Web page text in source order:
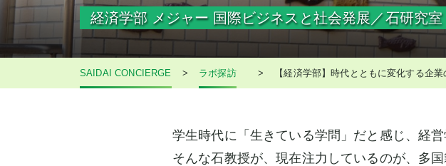
経済学部 メジャー 国際ビジネスと社会発展／石研究室
SAIDAI CONCIERGE > ラボ探訪 > 【経済学部】時代とともに変化する企
学生時代に「生きている学問」だと感じ、経
そんな石教授が、現在注力しているのが、多